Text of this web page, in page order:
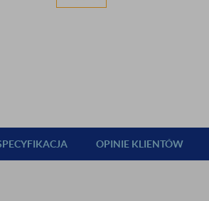
OPINIE KLIENTÓW